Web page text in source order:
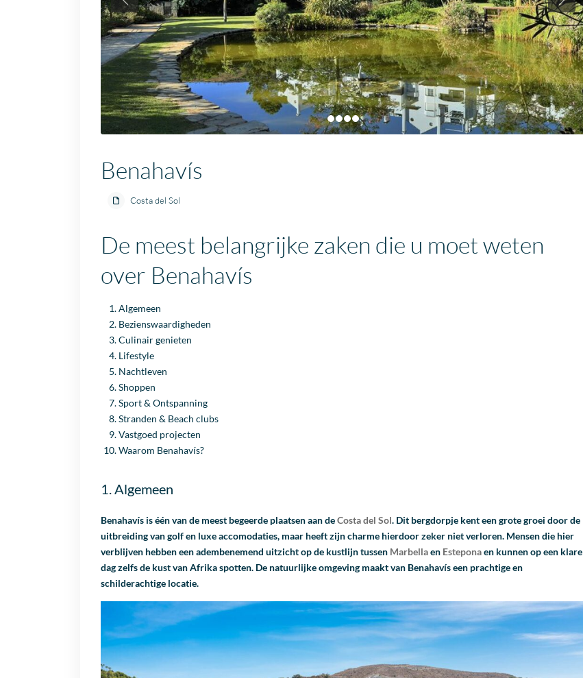
Benahavís
Costa del Sol
De meest belangrijke zaken die u moet weten
over Benahavís
Algemeen
Bezienswaardigheden
Culinair genieten
Lifestyle
Nachtleven
Shoppen
Sport & Ontspanning
Stranden & Beach clubs
Vastgoed projecten
Waarom Benahavís?
1. Algemeen
Benahavís is één van de meest begeerde plaatsen aan deCosta del Sol. Dit bergdorpje kent een grote groei door de
uitbreiding van golf en luxe accomodaties, maar heeft zijn charme hierdoor zeker niet verloren. Mensen die hier
verblijven hebben een adembenemend uitzicht op de kustlijn tussen Marbellaen Esteponaen kunnen op een klare
dag zelfs de kust van Afrika spotten. De natuurlijke omgeving maakt van Benahavís een prachtige en
schilderachtige locatie.